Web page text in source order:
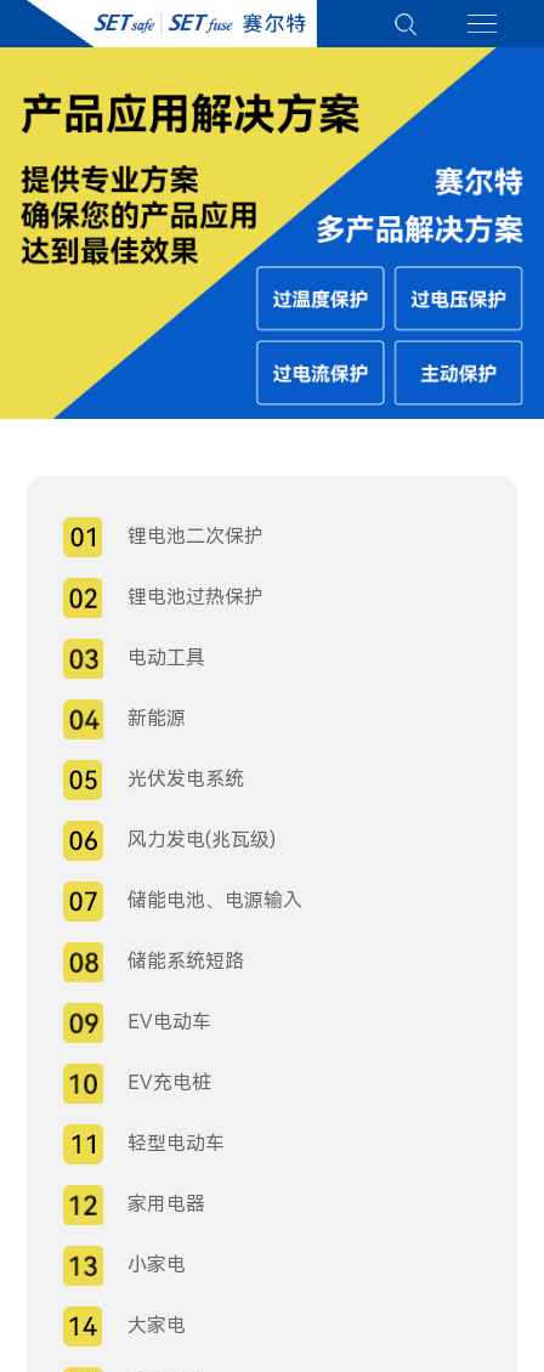
锂电池二次保护
锂电池过热保护
电动工具
新能源
光伏发电系统
风力发电(兆瓦级)
储能电池、电源输入
储能系统短路
EV电动车
EV充电桩
轻型电动车
家用电器
小家电
大家电